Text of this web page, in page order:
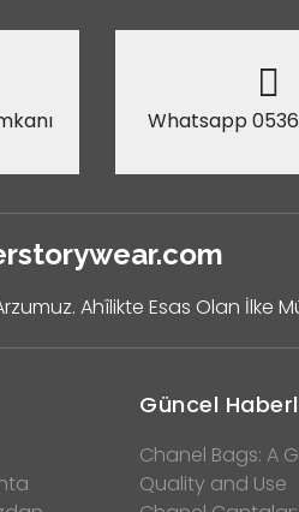
Whatsapp 0536
Ahîlikte Esas Olan İlke
Güncel
Chanel Bags: A
Quality and Use